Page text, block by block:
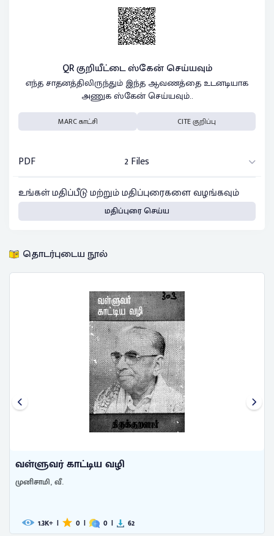
QR குறியீட்டை ஸ்கேன் செய்யவும்
எந்த சாதனத்திலிருந்தும் இந்த ஆவணத்தை உடனடியாக
அணுக ஸ்கேன் செய்யவும்..
MARC காட்சி CITE குறிப்பு
PDF
2 Files
உங்கள் மதிப்பீடு மற்றும் மதிப்புரைகளை வழங்கவும்
மதிப்புரை செய்ய
தொடர்புடைய நூல்
வள்ளுவர் காட்டிய வழி
முனிசாமி, வீ.
1.3K+ | 0 | 0 | 62